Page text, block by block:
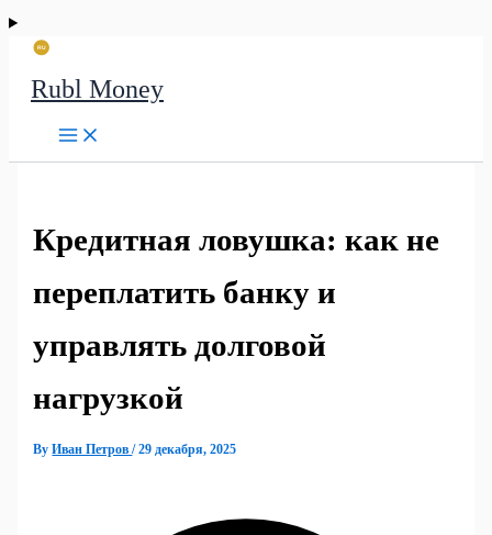
Rubl Money
Кредитная ловушка: как не
переплатить банку и
управлять долговой
нагрузкой
ByИван Петров/29 декабря, 2025